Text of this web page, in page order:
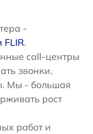
-
FLIR.
call-центры
звонки.
Мы - большая
рост
работ и